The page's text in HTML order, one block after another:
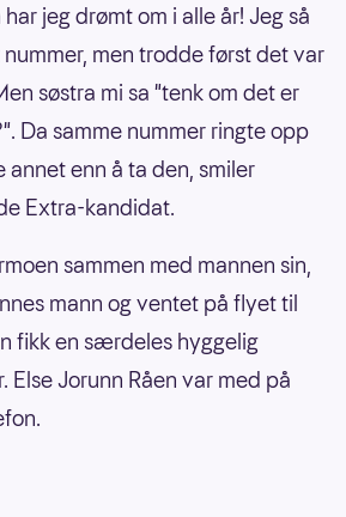
jeg drømt om i alle år! Jeg så
men trodde først det var
søstra mi sa "tenk om det er
Da samme nummer ringte opp
annet enn å ta den, smiler
Extra-kandidat.
sammen med mannen sin,
mann og ventet på flyet til
fikk en særdeles hyggelig
Else Jorunn Råen var med på